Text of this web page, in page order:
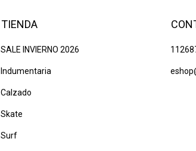
TIENDA
SALE INVIERNO 2026
Indumentaria
Calzado
Skate
Surf